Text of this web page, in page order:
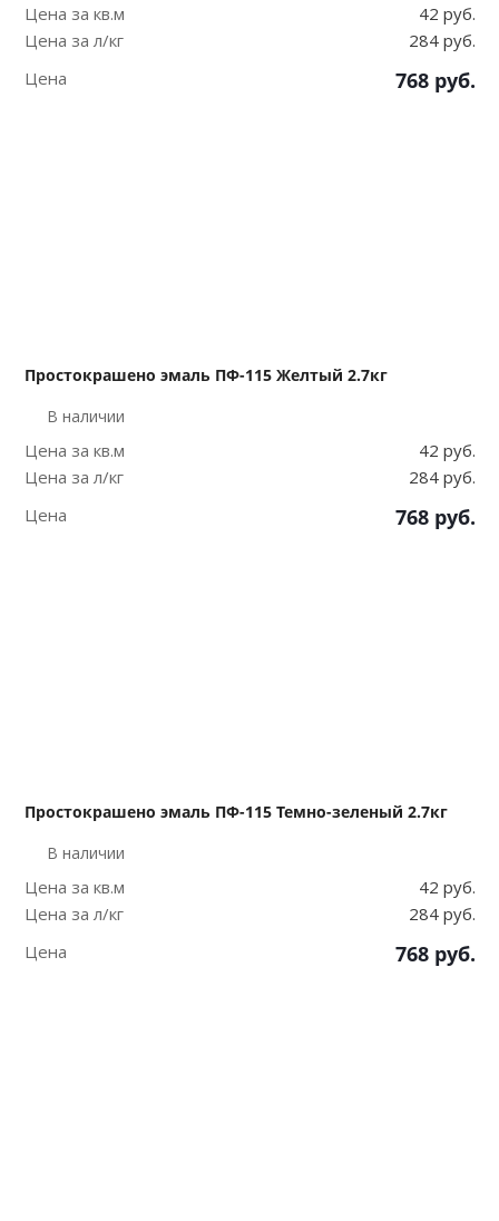
Цена за кв.м
42 руб.
Цена за л/кг
284 руб.
Цена
768 руб.
Простокрашено эмаль ПФ-115 Желтый 2.7кг
В наличии
Цена за кв.м
42 руб.
Цена за л/кг
284 руб.
Цена
768 руб.
Простокрашено эмаль ПФ-115 Темно-зеленый 2.7кг
В наличии
Цена за кв.м
42 руб.
Цена за л/кг
284 руб.
Цена
768 руб.